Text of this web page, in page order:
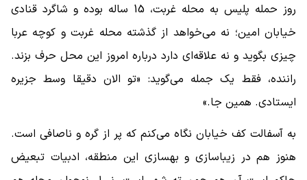
روز حمله پلیس به محله غربت، 15 ساله بوده و شاگرد قنادی
خیابان امین؛ نه می‌خواهد از گذشته محله غربت و کوچه عربا
چیزی بگوید و نه علاقه‌ای دارد درباره امروز این محل حرف بزند.
راننده، فقط یک جمله می‌گوید: «تو الان دقیقا وسط جزیره
ایستادی. همین جا.»
به آسفالت کف خیابان نگاه می‌کنم که پر از گره و ناصافی است.
هنوز هم در زیباسازی و بهسازی این منطقه، ادبیات تبعیض